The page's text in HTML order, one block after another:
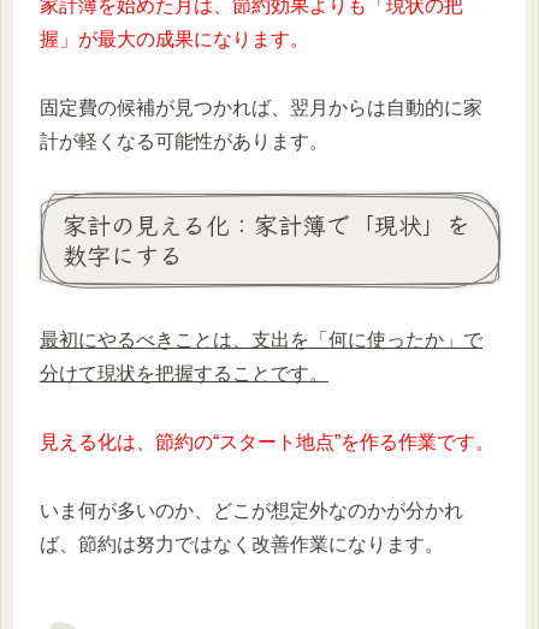
家計簿を始めた月は、節約効果よりも「現状の把
握」が最大の成果になります。
固定費の候補が見つかれば、翌月からは自動的に家
計が軽くなる可能性があります。
家計の見える化：家計簿で「現状」を
数字にする
最初にやるべきことは、支出を「何に使ったか」で
分けて現状を把握することです。
見える化は、節約の“スタート地点”を作る作業です。
いま何が多いのか、どこが想定外なのかが分かれ
ば、節約は努力ではなく改善作業になります。